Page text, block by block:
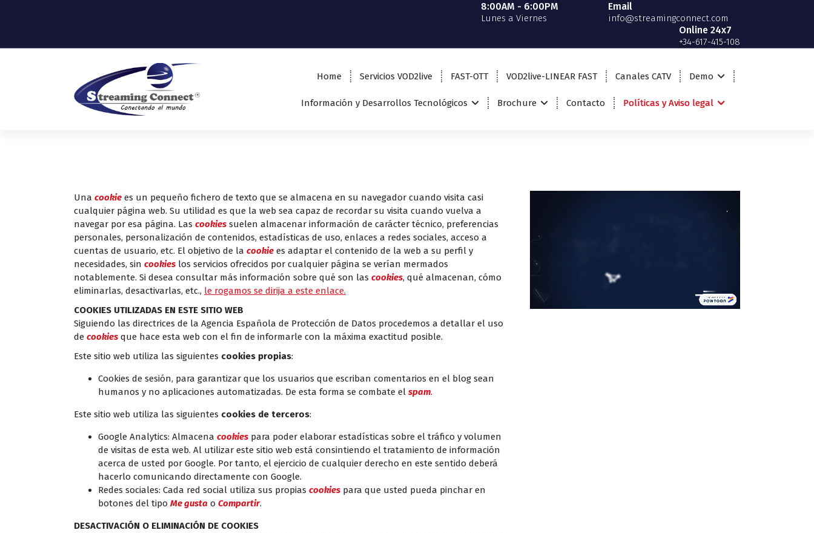
t
8:00AM - 6:00PM
Lunes a Viernes
Email
info@streamingconnect.com
Online 24x7
+34-617-415-108
Home Servicios VOD2live FAST-OTT VOD2live-LINEAR FAST Canales CATV Demo
Información y Desarrollos Tecnológicos Brochure Contacto Políticas y Aviso legal
Una cookie es un pequeño fichero de texto que se almacena en su navegador cuando visita casi
cualquier página web. Su utilidad es que la web sea capaz de recordar su visita cuando vuelva a
navegar por esa página. Las cookies suelen almacenar información de carácter técnico, preferencias
personales, personalización de contenidos, estadísticas de uso, enlaces a redes sociales, acceso a
cuentas de usuario, etc. El objetivo de la cookie es adaptar el contenido de la web a su perfil y
necesidades, sin cookies los servicios ofrecidos por cualquier página se verían mermados
notablemente. Si desea consultar más información sobre qué son las cookies, qué almacenan, cómo
eliminarlas, desactivarlas, etc., le rogamos se dirija a este enlace.
COOKIES UTILIZADAS EN ESTE SITIO WEB
Siguiendo las directrices de la Agencia Española de Protección de Datos procedemos a detallar el uso
de cookies que hace esta web con el fin de informarle con la máxima exactitud posible.
Este sitio web utiliza las siguientes cookies propias:
Cookies de sesión, para garantizar que los usuarios que escriban comentarios en el blog sean
humanos y no aplicaciones automatizadas. De esta forma se combate el spam.
Este sitio web utiliza las siguientes cookies de terceros:
Google Analytics: Almacena cookies para poder elaborar estadísticas sobre el tráfico y volumen
de visitas de esta web. Al utilizar este sitio web está consintiendo el tratamiento de información
acerca de usted por Google. Por tanto, el ejercicio de cualquier derecho en este sentido deberá
hacerlo comunicando directamente con Google.
Redes sociales: Cada red social utiliza sus propias cookies para que usted pueda pinchar en
botones del tipo Me gusta o Compartir.
DESACTIVACIÓN O ELIMINACIÓN DE COOKIES